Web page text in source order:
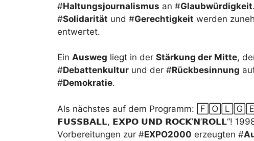
#Haltungsjournalismus an #Glaubwürdigkeit
#Solidarität und #Gerechtigkeit werden
entwertet.
Ein Ausweg liegt in der Stärkung der Mitte,
#Debattenkultur und der #Rückbesinnung
#Demokratie.
Als nächstes auf dem Programm:
𝗙𝗨𝗦𝗦𝗕𝗔𝗟𝗟, 𝗘𝗫𝗣𝗢 𝗨𝗡𝗗 𝗥𝗢𝗖𝗞’𝗡’𝗥𝗢𝗟𝗟“!
Vorbereitungen zur #EXPO2000 erzeugten #